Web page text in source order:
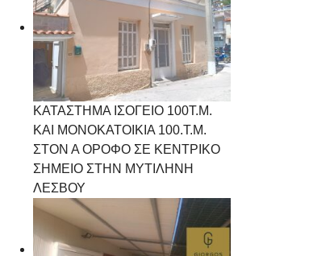
ΚΑΤΑΣΤΗΜΑ ΙΣΟΓΕΙΟ 100Τ.Μ.
ΚΑΙ ΜΟΝΟΚΑΤΟΙΚΙΑ 100.Τ.Μ.
ΣΤΟΝ Α ΟΡΟΦΟ ΣΕ ΚΕΝΤΡΙΚΟ
ΣΗΜΕΙΟ ΣΤΗΝ ΜΥΤΙΛΗΝΗ
ΛΕΣΒΟΥ